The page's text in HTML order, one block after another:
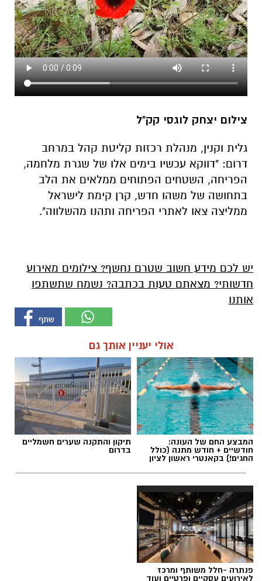
צילום יצחק לוגסי קק"ל
גלית וקנין, מנהלת רכזות קליטת קהל במרחב
דרום: "דווקא עכשיו בימים אלו של שגרת מלחמה,
הפריחה, השטחים הפתוחים ממלאים את הלב
בתחושה של משהו חדש, קרן קימת לישראל
ממליצה צאו לאתרי הפריחה ותהנו מהשלווה".
יש לכם מידע חשוב שטרם נחשף? צילומים מאירוע
חדשותי? מצאתם טעות בכתבה? נשמח שתשתפו
אותנו
אולי יעניין אותך גם
המבצע החם של העונה:
חודשיים + חודש מתנה (כולל
החגים!) בקאנטרי ראשון לציון
תיקון והתקנה שערים חשמליים
בדרום
פנתרה -חלל משותף ומרכז
לאירועים עסקיים ופרטיים ועוד